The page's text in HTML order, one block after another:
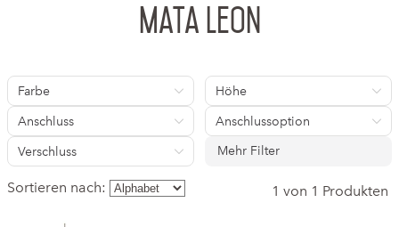
Mata Leon
Farbe
Höhe
Anschluss
Anschlussoption
Verschluss
Mehr Filter
Sortieren nach: 1 von 1 Produkten